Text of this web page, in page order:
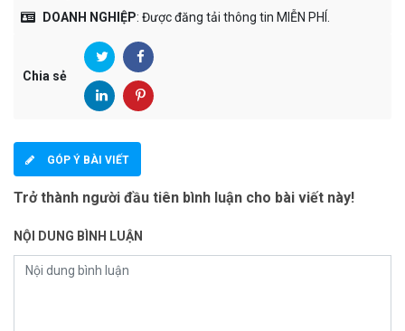
DOANH NGHIỆP: Được đăng tải thông tin MIỄN PHÍ.
Chia sẻ
GÓP Ý BÀI VIẾT
Trở thành người đầu tiên bình luận cho bài viết này!
NỘI DUNG BÌNH LUẬN